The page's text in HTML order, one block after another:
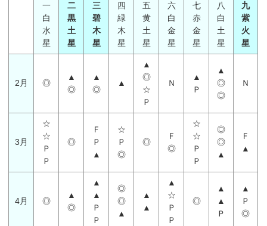
一
白
水
星
二
黒
土
星
三
碧
木
星
四
緑
木
星
五
黄
土
星
六
白
金
星
七
赤
金
星
八
白
土
星
九
紫
火
星
2月 ◎
▲
◎
▲
◎
▲
▲
◎
☆
Ｐ
Ｎ
▲
Ｐ
▲
◎
◎
Ｎ
3月
☆
☆
Ｐ
Ｐ
◎
Ｆ
Ｐ
▲
☆
Ｐ
◎
◎
Ｆ
◎
☆
☆
Ｐ
Ｐ
◎
◎
▲
Ｆ
▲
4月 ◎
▲
◎
▲
▲
Ｐ
Ｐ
◎
◎
▲
▲
▲
▲
☆
Ｐ
Ｐ
◎
▲
▲
Ｐ
▲
Ｐ
◎